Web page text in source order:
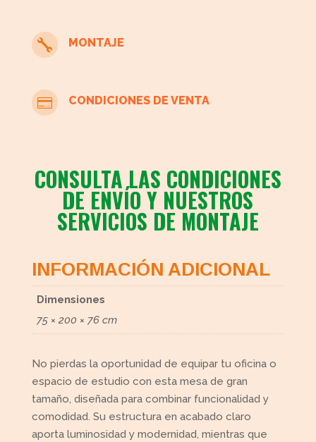
 MONTAJE
 CONDICIONES DE VENTA
CONSULTA LAS CONDICIONES
DE ENVÍO Y NUESTROS
SERVICIOS DE MONTAJE
INFORMACIÓN ADICIONAL
Dimensiones
75 × 200 × 76 cm
No pierdas la oportunidad de equipar tu oficina o
espacio de estudio con esta mesa de gran
tamaño, diseñada para combinar funcionalidad y
comodidad. Su estructura en acabado claro
aporta luminosidad y modernidad, mientras que